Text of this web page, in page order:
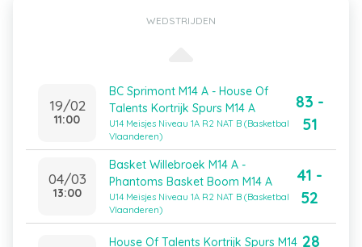
WEDSTRIJDEN
19/02
11:00
BC Sprimont M14 A - House Of
Talents Kortrijk Spurs M14 A
U14 Meisjes Niveau 1A R2 NAT B (Basketbal
Vlaanderen)
83 -
51
04/03
13:00
Basket Willebroek M14 A -
Phantoms Basket Boom M14 A
U14 Meisjes Niveau 1A R2 NAT B (Basketbal
Vlaanderen)
41 -
52
House Of Talents Kortrijk Spurs M14 28